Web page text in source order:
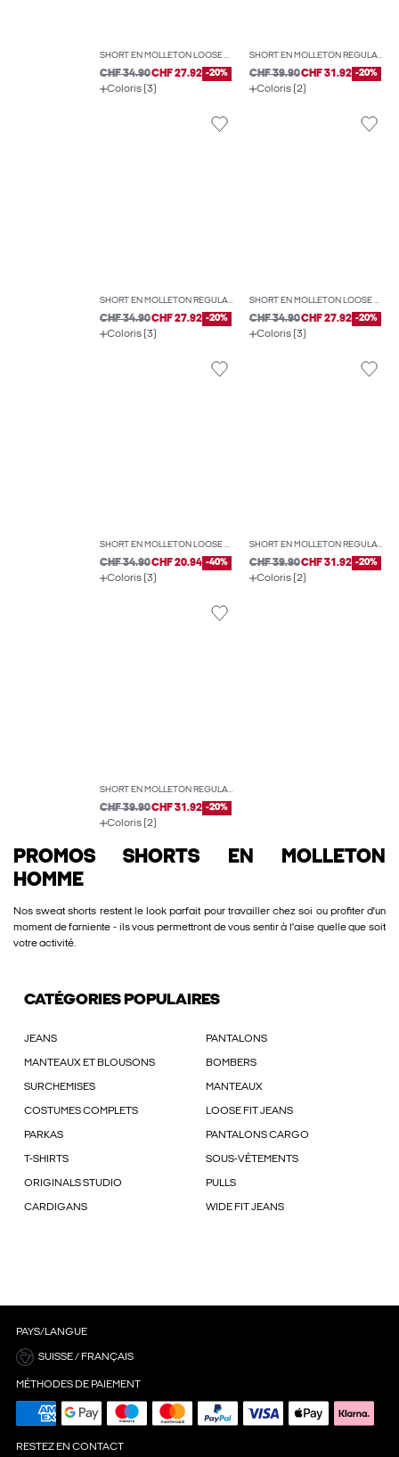
SHORT EN MOLLETON LOOSE FIT
CHF 34.90CHF 27.92 -20%
Coloris (3)
SHORT EN MOLLETON REGULAR FIT
CHF 39.90CHF 31.92 -20%
Coloris (2)
SHORT EN MOLLETON REGULAR FIT
CHF 34.90CHF 27.92 -20%
Coloris (3)
SHORT EN MOLLETON LOOSE FIT
CHF 34.90CHF 27.92 -20%
Coloris (3)
SHORT EN MOLLETON LOOSE FIT
CHF 34.90CHF 20.94 -40%
Coloris (3)
SHORT EN MOLLETON REGULAR FIT
CHF 39.90CHF 31.92 -20%
Coloris (2)
SHORT EN MOLLETON REGULAR FIT
CHF 39.90CHF 31.92 -20%
Coloris (2)
PROMOS SHORTS EN MOLLETON
HOMME
Nos sweat shorts restent le look parfait pour travailler chez soi ou profiter d'un
moment de farniente - ils vous permettront de vous sentir à l'aise quelle que soit
votre activité.
CATÉGORIES POPULAIRES
JEANS PANTALONS
MANTEAUX ET BLOUSONS BOMBERS
SURCHEMISES MANTEAUX
COSTUMES COMPLETS LOOSE FIT JEANS
PARKAS PANTALONS CARGO
T-SHIRTS SOUS-VÊTEMENTS
ORIGINALS STUDIO PULLS
CARDIGANS WIDE FIT JEANS
PAYS/LANGUE
SUISSE / FRANÇAIS
MÉTHODES DE PAIEMENT
RESTEZ EN CONTACT